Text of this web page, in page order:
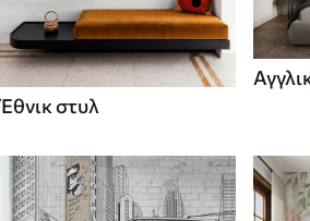
Έθνικ στυλ